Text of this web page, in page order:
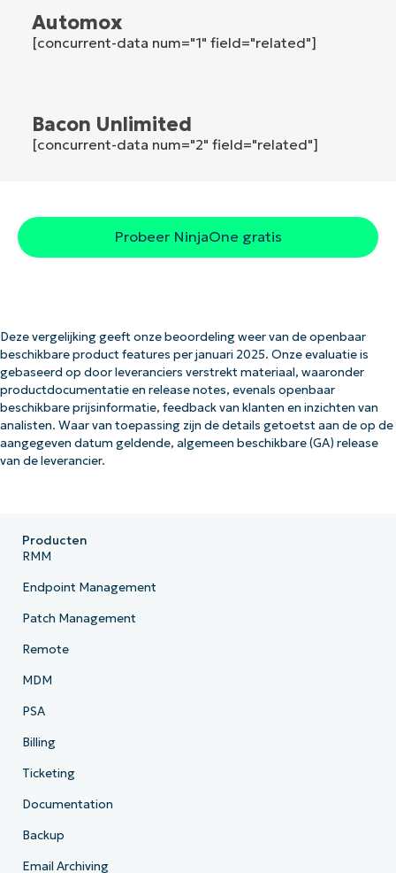
Automox
[concurrent-data num="1" field="related"]
Bacon Unlimited
[concurrent-data num="2" field="related"]
Probeer NinjaOne gratis
Deze vergelijking geeft onze beoordeling weer van de openbaar
beschikbare product features per januari 2025. Onze evaluatie is
gebaseerd op door leveranciers verstrekt materiaal, waaronder
productdocumentatie en release notes, evenals openbaar
beschikbare prijsinformatie, feedback van klanten en inzichten van
analisten. Waar van toepassing zijn de details getoetst aan de op de
aangegeven datum geldende, algemeen beschikbare (GA) release
van de leverancier.
Producten
RMM
Endpoint Management
Patch Management
Remote
MDM
PSA
Billing
Ticketing
Documentation
Backup
Email Archiving